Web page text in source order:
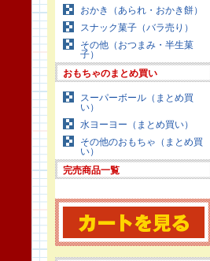
おかき（あられ・おかき餅）
スナック菓子（バラ売り）
その他（おつまみ・半生菓
子）
おもちゃのまとめ買い
スーパーボール（まとめ買
い）
水ヨーヨー（まとめ買い）
その他のおもちゃ（まとめ買
い）
完売商品一覧